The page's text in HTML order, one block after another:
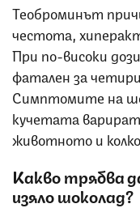
Теоброминът
честота,
При по-високи
фатален за
Симптомите на
кучетата
животното и
Какво трябва
изяло шоколад?